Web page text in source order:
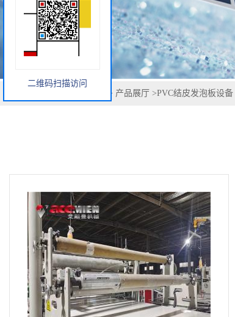
> 产品展厅 >PVC结皮发泡板设备
二维码扫描访问